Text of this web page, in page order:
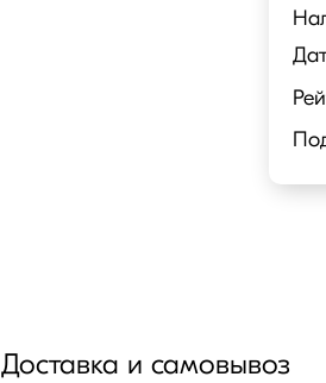
Доставка и самовывоз